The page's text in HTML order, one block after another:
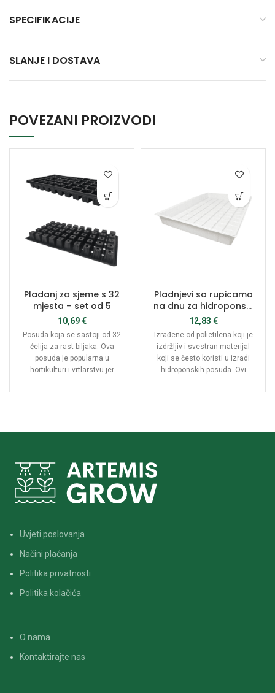
SPECIFIKACIJE
SLANJE I DOSTAVA
POVEZANI PROIZVODI
Pladanj za sjeme s 32
mjesta – set od 5
10,69€
Posuda koja se sastoji od 32
ćelija za rast biljaka. Ova
posuda je popularna u
hortikulturi i vrtlarstvu jer
omogućuje uzgoj većeg broja
biljaka na manjem prostoru,
optimalne vlažnosti tla i
sprječava prekomjerno
zalijevanje.
Pladnjevi sa rupicama
na dnu za hidroponski
uzgoj
12,83 €
Izrađene od polietilena koji je
izdržljiv i svestran materijal
koji se često koristi u izradi
hidroponskih posuda. Ovi
pladnjevi su namijenjeni za
držanje hidroponskog
Uvjeti poslovanja
Načini plaćanja
Politika privatnosti
Politika kolačića
O nama
Kontaktirajte nas